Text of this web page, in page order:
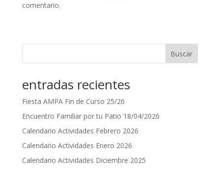
comentario.
Buscar
entradas recientes
Fiesta AMPA Fin de Curso 25/26
Encuentro Familiar por tu Patio 18/04/2026
Calendario Actividades Febrero 2026
Calendario Actividades Enero 2026
Calendario Actividades Diciembre 2025